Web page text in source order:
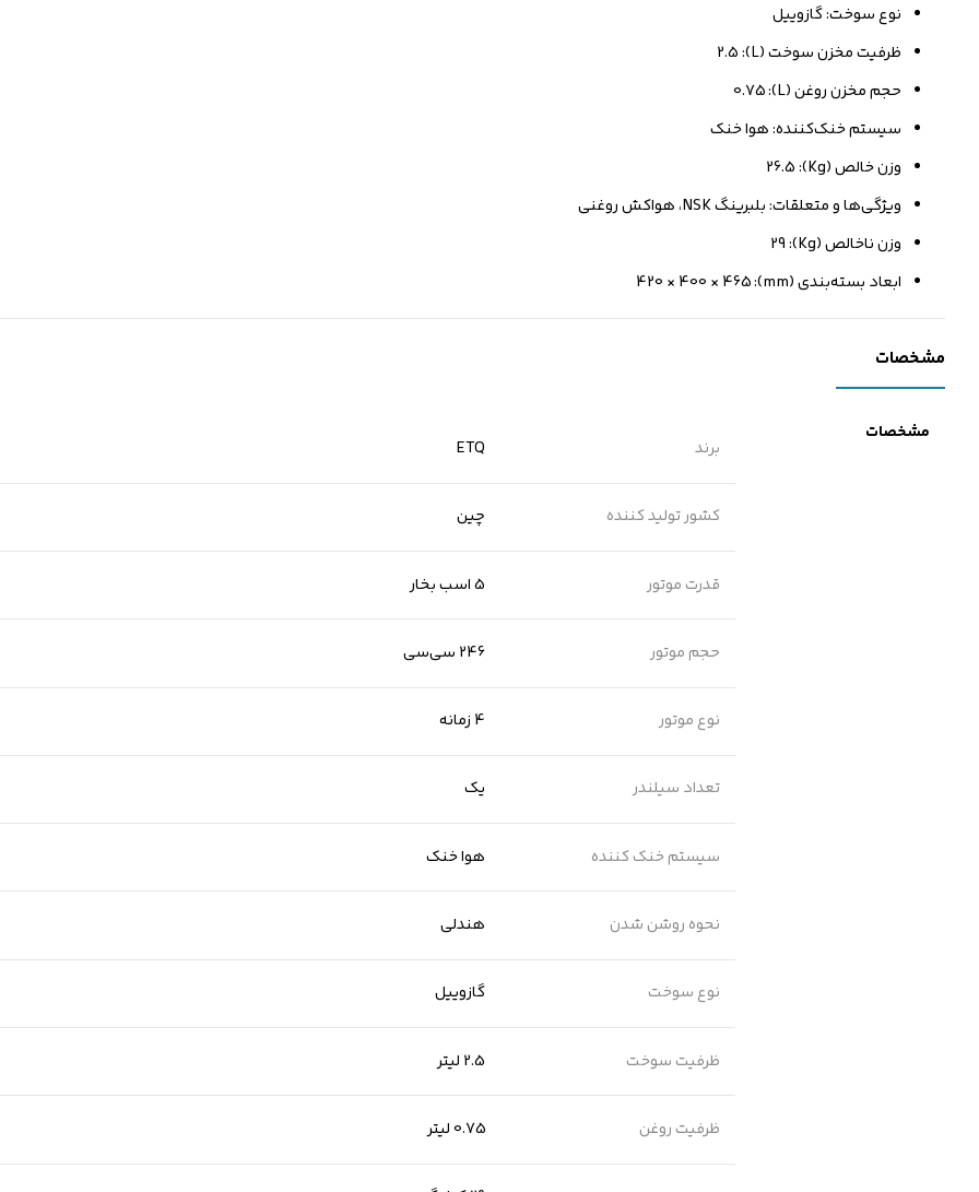
نوع سوخت: گازوییل
ظرفیت مخزن سوخت (L): 2.5
حجم مخزن روغن (L): 0.75
سیستم خنک‌کننده: هوا خنک
وزن خالص (Kg): 26.5
ویژگی‌ها و متعلقات: بلبرینگ NSK، هواکش روغنی
وزن ناخالص (Kg): 29
ابعاد بسته‌بندی (mm): 420 × 400 × 465
مشخصات
مشخصات
برند ETQ
کشور تولید کننده چین
قدرت موتور 5 اسب بخار
حجم موتور 246 سی‌سی
نوع موتور 4 زمانه
تعداد سیلندر یک
سیستم خنک کننده هوا خنک
نحوه روشن شدن هندلی
نوع سوخت گازوییل
ظرفیت سوخت 2.5 لیتر
ظرفیت روغن 0.75 لیتر